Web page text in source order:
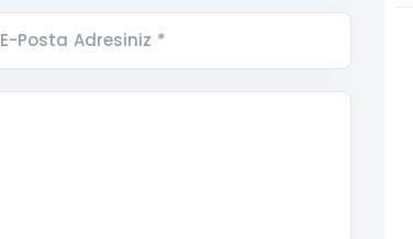
E-Posta Adresiniz *